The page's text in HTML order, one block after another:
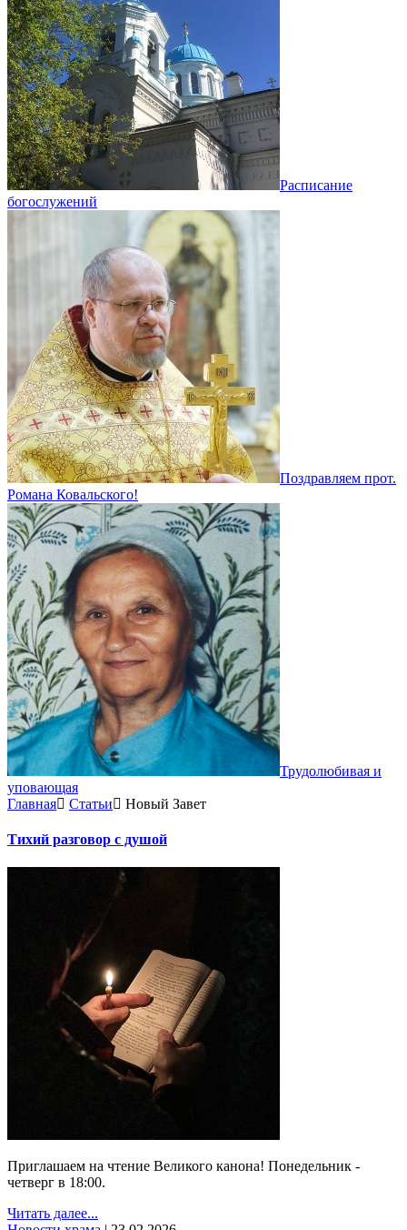
Расписание
богослужений
Поздравляем прот.
Романа Ковальского!
Трудолюбивая и
уповающая
Главная
Статьи Новый Завет
Тихий разговор с душой
Приглашаем на чтение Великого канона! Понедельник -
четверг в 18:00.
Читать далее...